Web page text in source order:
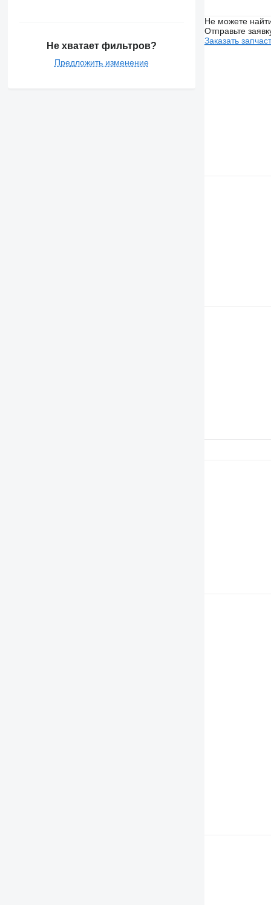
Не хватает фильтров?
Предложить изменение
Не можете
Отправьте
Заказать